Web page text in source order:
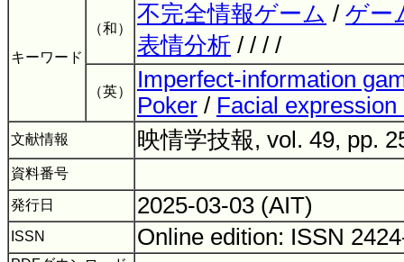
キーワード
（和）
不完全情報ゲーム / ゲー
表情分析 / / / /
（英）
Imperfect-information
Poker / Facial expression
文献情報 映情学技報, vol. 49, pp.
資料番号
発行日 2025-03-03 (AIT)
ISSN Online edition: ISSN